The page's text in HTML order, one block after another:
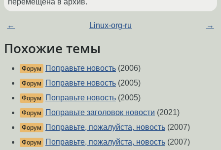
перемещена в архив.
← Linux-org-ru →
Похожие темы
Форум Поправьте новость (2006)
Форум Поправьте новость (2005)
Форум Поправьте новость (2005)
Форум Поправьте заголовок новости (2021)
Форум Поправьте, пожалуйста, новость (2007)
Форум Поправьте, пожалуйста, новость (2007)